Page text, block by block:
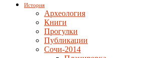
История
Археология
Книги
Прогулки
Публикации
Сочи-2014